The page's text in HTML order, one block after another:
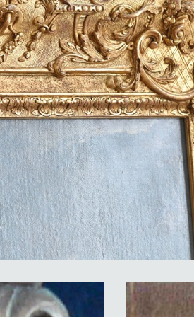
Musée-de-la-chasse-Fondation-
fabrication-de-cadres-sculptés-et-dorés©
François Poche